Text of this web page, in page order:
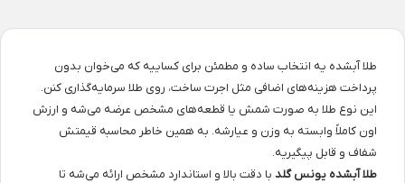
طلا آبشده یه انتخاب ساده و مطمئن برای کساییه که می‌خوان بدون
پرداخت هزینه‌های اضافی مثل اجرت ساخت، روی طلا سرمایه‌گذاری کنن.
این نوع طلا به صورت شمش یا قطعه‌های مشخص عرضه می‌شه و ارزش
اون کاملاً وابسته به وزن و عیارشه. به همین خاطر محاسبه قیمتش
شفاف و قابل پیگیریه.
طلا آبشده یونس گلد با دقت بالا و استاندارد مشخص ارائه می‌شه تا